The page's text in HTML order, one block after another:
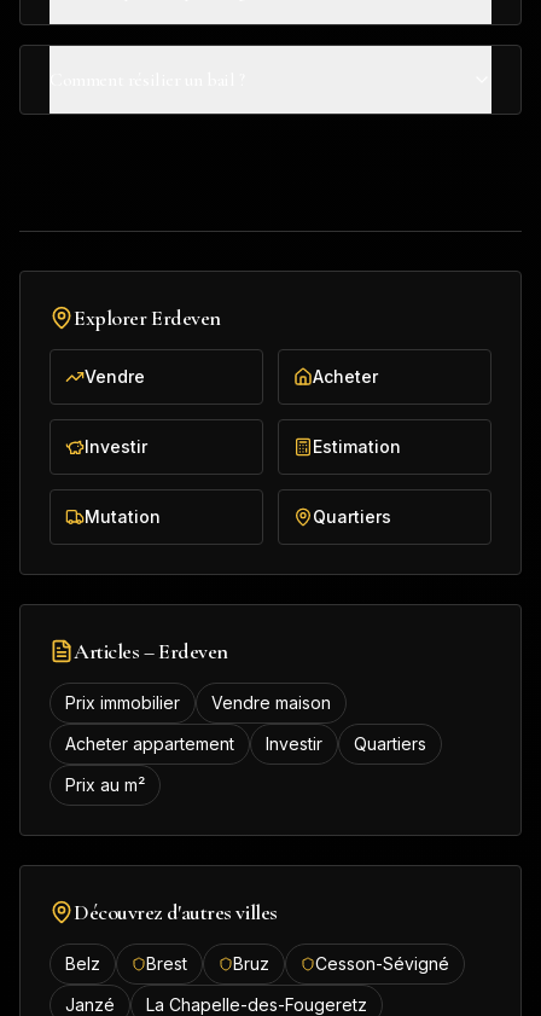
ExplorerErdeven
Vendre Acheter
Investir Estimation
Mutation Quartiers
Articles –Erdeven
Prix immobilier
Vendre maison
Acheter appartement
Investir
Quartiers
Prix au m²
Découvrez d'autres villes
Belz Brest Bruz
Cesson-Sévigné
Janzé
La Chapelle-des-Fougeretz